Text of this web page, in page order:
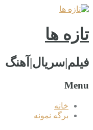
تازه ها
فیلم|سریال|آهنگ
Menu
خانه
برگه نمونه